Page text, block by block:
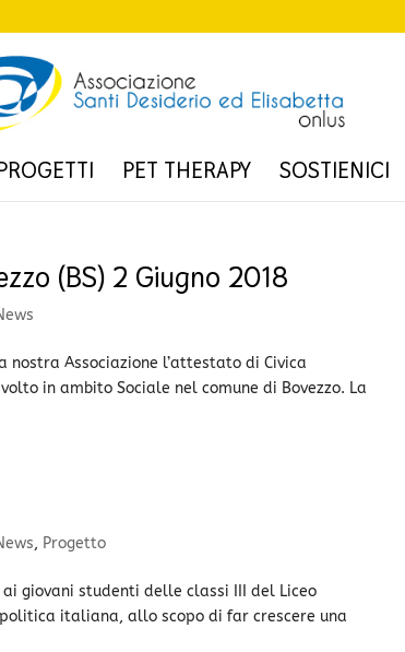
PET THERAPY SOSTIENICI
(BS) 2 Giugno 2018
nostra Associazione l’attestato di Civica
in ambito Sociale nel comune di Bovezzo. La
, Progetto
giovani studenti delle classi III del Liceo
italiana, allo scopo di far crescere una